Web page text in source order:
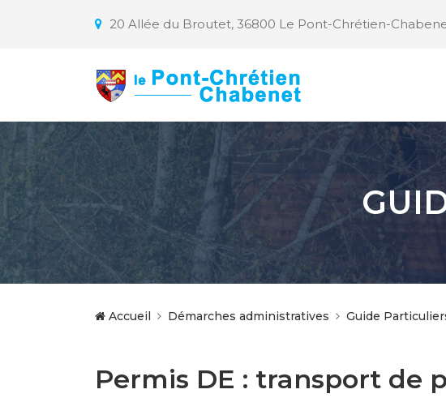
20 Allée du Broutet, 36800 Le Pont-Chrétien-
Accueil Démarches administratives Guide
Permis DE : transport de